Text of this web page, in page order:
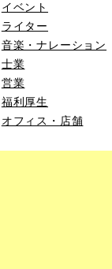
イベント
ライター
音楽・ナレーション
士業
営業
福利厚生
オフィス・店舗